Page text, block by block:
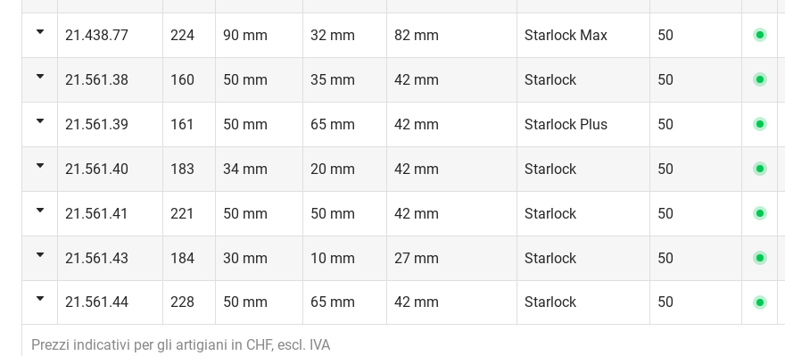
21.438.77 224 90 mm 32 mm 82 mm Starlock Max 50
21.561.38 160 50 mm 35 mm 42 mm Starlock 50
21.561.39 161 50 mm 65 mm 42 mm Starlock Plus 50
21.561.40 183 34 mm 20 mm 42 mm Starlock 50
21.561.41 221 50 mm 50 mm 42 mm Starlock 50
21.561.43 184 30 mm 10 mm 27 mm Starlock 50
21.561.44 228 50 mm 65 mm 42 mm Starlock 50
Prezzi indicativi per gli artigiani in CHF, escl. IVA